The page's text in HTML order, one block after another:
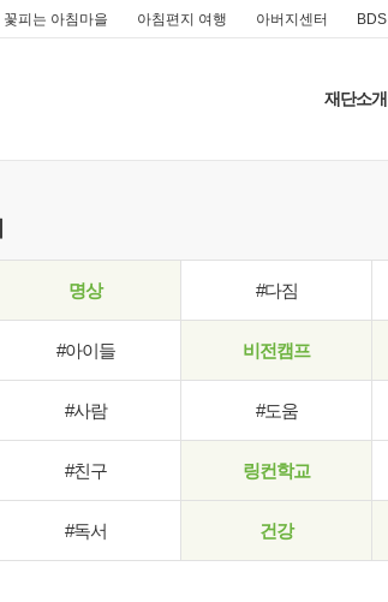
꽃피는 아침마을 아침편지 여행 아버지센터 BDS
재단소개
명상 #다짐
#아이들 비전캠프
#사람 #도움
#친구 링컨학교
#독서 건강